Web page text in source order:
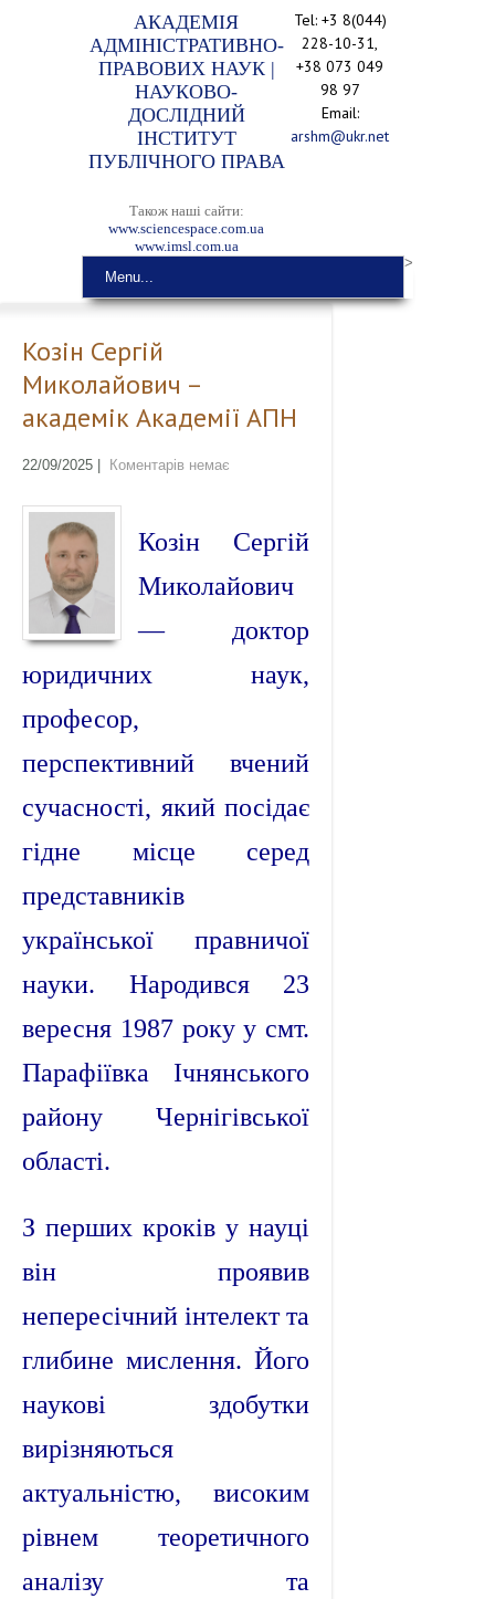
АКАДЕМІЯ
АДМІНІСТРАТИВНО-
ПРАВОВИХ НАУК |
НАУКОВО-
ДОСЛІДНИЙ
ІНСТИТУТ
ПУБЛІЧНОГО ПРАВА
Також наші сайти:
www.sciencespace.com.ua
www.imsl.com.ua
Tel: +3 8(044)
228-10-31,
+38 073 049
98 97
Email:
arshm@ukr.net
Menu...
>
Козін Сергій
Миколайович –
академік Академії АПН
22/09/2025 Коментарів немає
Козін Сергій
Миколайович
— доктор
юридичних наук,
професор,
перспективний вчений
сучасності, який посідає
гідне місце серед
представників
української правничої
науки. Народився 23
вересня 1987 року у смт.
Парафіївка Ічнянського
району Чернігівської
області.
З перших кроків у науці
він проявив
непересічний інтелект та
глибине мислення. Його
наукові здобутки
вирізняються
актуальністю, високим
рівнем теоретичного
аналізу та